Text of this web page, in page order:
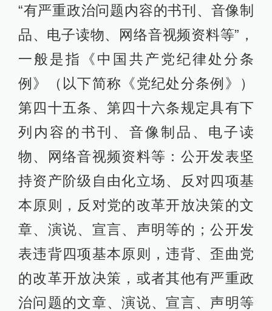
“有严重政治问题内容的书刊、音像制
品、电子读物、网络音视频资料等”，
一般是指《中国共产党纪律处分条
例》（以下简称《党纪处分条例》）
第四十五条、第四十六条规定具有下
列内容的书刊、音像制品、电子读
物、网络音视频资料等：公开发表坚
持资产阶级自由化立场、反对四项基
本原则，反对党的改革开放决策的文
章、演说、宣言、声明等的；公开发
表违背四项基本原则，违背、歪曲党
的改革开放决策，或者其他有严重政
治问题的文章、演说、宣言、声明等